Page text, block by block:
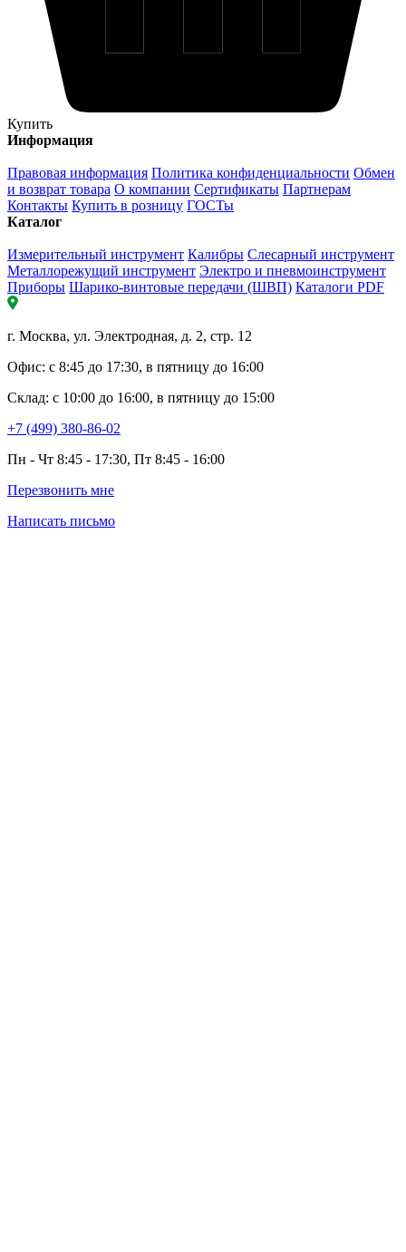
Купить
Информация
Правовая информация Политика конфиденциальности Обмен
и возврат товара О компании Сертификаты Партнерам
Контакты Купить в розницу ГОСТы
Каталог
Измерительный инструмент Калибры Слесарный инструмент
Металлорежущий инструмент Электро и пневмоинструмент
Приборы Шарико-винтовые передачи (ШВП) Каталоги PDF
г. Москва, ул. Электродная, д. 2, стр. 12
Офис: с 8:45 до 17:30, в пятницу до 16:00
Склад: с 10:00 до 16:00, в пятницу до 15:00
+7 (499) 380-86-02
Пн - Чт 8:45 - 17:30, Пт 8:45 - 16:00
Перезвонить мне
Написать письмо